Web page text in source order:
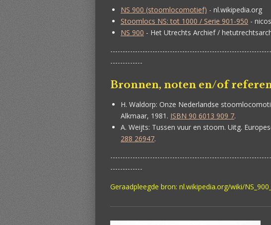
NS 900 (stoomlocomotief) - nl.wikipedia.org
Stoomlocs NS: tot 1000 / Serie 901-950 -
NS 900 - Het Utrechts Archief /
-------------
Bronnen, noten en/of
H. Waldorp: Onze Nederlandse
Alkmaar, 1981. ISBN 90 6013 909 7.
A. Weijts: Tussen vuur en stoom. Uitg.
288 26947.
-------------
Geraadpleegde bron: nl.wikipedia.org/wiki/